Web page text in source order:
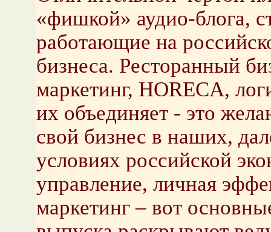
«фишкой» аудио-блога,
работающие на
бизнеса. Ресторанный
маркетинг, HORECA,
их объединяет - это
свой бизнес в наших,
условиях российской
управление, личная
маркетинг – вот